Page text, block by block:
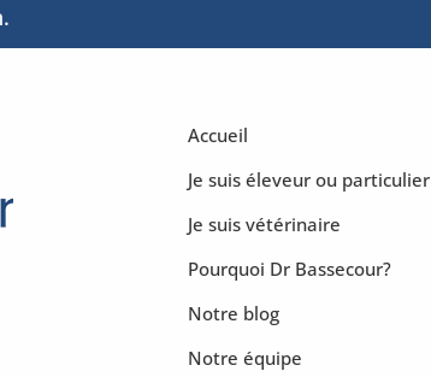
Accueil
Je suis éleveur ou particulier
Je suis vétérinaire
Pourquoi Dr Bassecour?
Notre blog
Notre équipe